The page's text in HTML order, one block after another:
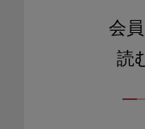
会
読